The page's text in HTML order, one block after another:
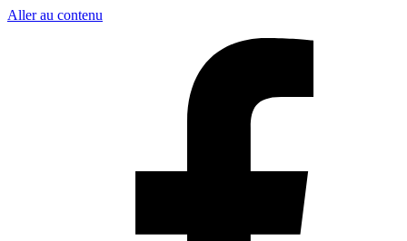
Aller au contenu